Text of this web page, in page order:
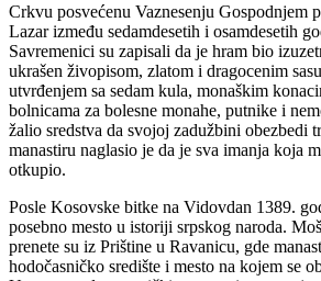
Crkvu posvećenu Vaznesenju Gospodnjem
Lazar između sedamdesetih i osamdesetih
Savremenici su zapisali da je hram bio
ukrašen živopisom, zlatom i dragocenim
utvrđenjem sa sedam kula, monaškim
bolnicama za bolesne monahe, putnike i
žalio sredstva da svojoj zadužbini obezbedi
manastiru naglasio je da je sva imanja koja
otkupio.
Posle Kosovske bitke na Vidovdan 1389.
posebno mesto u istoriji srpskog naroda.
prenete su iz Prištine u Ravanicu, gde
hodočasničko središte i mesto na kojem se